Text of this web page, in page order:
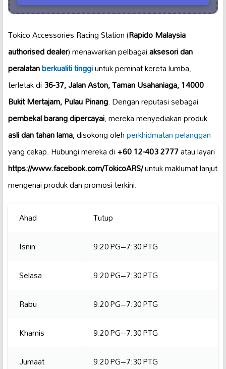
Tokico Accessories Racing Station (Rapido Malaysia
authorised dealer) menawarkan pelbagaiaksesori dan
peralatanberkualiti tinggiuntuk peminat kereta lumba,
terletak di36-37, Jalan Aston, Taman Usahaniaga, 14000
Bukit Mertajam, Pulau Pinang. Dengan reputasi sebagai
pembekal barang dipercayai, mereka menyediakan produk
asli dan tahan lama, disokong olehperkhidmatan pelanggan
yang cekap. Hubungi mereka di+60 12-403 2777atau layari
https://www.facebook.com/TokicoARS/untuk maklumat lanjut
mengenai produk dan promosi terkini.
Ahad
Tutup
Isnin
9:20 PG–7:30 PTG
Selasa
9:20 PG–7:30 PTG
Rabu
9:20 PG–7:30 PTG
Khamis
9:20 PG–7:30 PTG
Jumaat
9:20 PG–7:30 PTG